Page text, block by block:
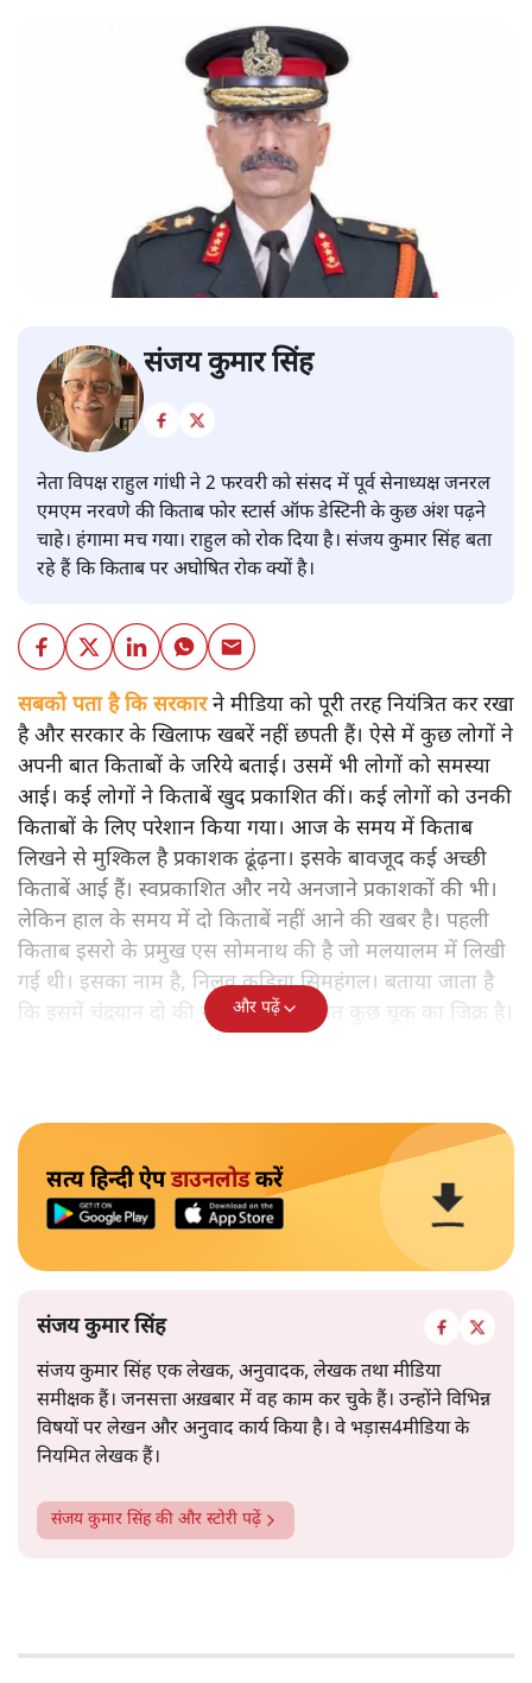
संजय कुमार सिंह
नेता विपक्ष राहुल गांधी ने 2 फरवरी को संसद में पूर्व सेनाध्यक्ष जनरल
एमएम नरवणे की किताब फोर स्टार्स ऑफ डेस्टिनी के कुछ अंश पढ़ने
चाहे। हंगामा मच गया। राहुल को रोक दिया है। संजय कुमार सिंह बता
रहे हैं कि किताब पर अघोषित रोक क्यों है।
सबको पता है कि सरकारने मीडिया को पूरी तरह नियंत्रित कर रखा
है और सरकार के खिलाफ खबरें नहीं छपती हैं। ऐसे में कुछ लोगों ने
अपनी बात किताबों के जरिये बताई। उसमें भी लोगों को समस्या
आई। कई लोगों ने किताबें खुद प्रकाशित कीं। कई लोगों को उनकी
किताबों के लिए परेशान किया गया। आज के समय में किताब
लिखने से मुश्किल है प्रकाशक ढूंढ़ना। इसके बावजूद कई अच्छी
किताबें आई हैं। स्वप्रकाशित और नये अनजाने प्रकाशकों की भी।
लेकिन हाल के समय में दो किताबें नहीं आने की खबर है। पहली
किताब इसरो के प्रमुख एस सोमनाथ की है जो मलयालम में लिखी
गई थी। इसका नाम है, निलवु कुडिचा सिमहंगल। बताया जाता है
कि इसमें चंद्रयान दो की नाकामी से संबंधित कुछ चूक का जिक्र है।
और पढ़ें
सत्य हिन्दी ऐपडाउनलोडकरें
संजय कुमार सिंह
संजय कुमार सिंह एक लेखक, अनुवादक, लेखक तथा मीडिया
समीक्षक हैं। जनसत्ता अख़बार में वह काम कर चुके हैं। उन्होंने विभिन्न
विषयों पर लेखन और अनुवाद कार्य किया है। वे भड़ास4मीडिया के
नियमित लेखक हैं।
संजय कुमार सिंहकी और स्टोरी पढ़ें